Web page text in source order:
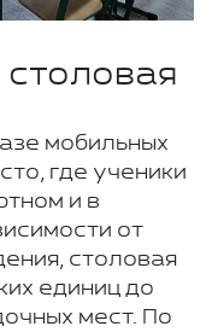
столовая
мобильных
где ученики
и в
от
столовая
единиц до
мест. По